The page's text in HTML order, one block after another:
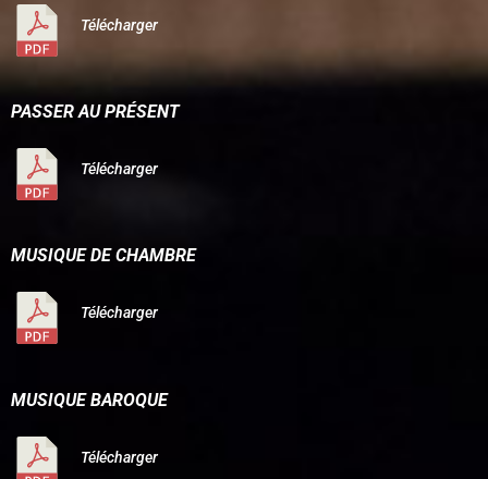
Télécharger
PASSER AU PRÉSENT
Télécharger
MUSIQUE DE CHAMBRE
Télécharger
MUSIQUE BAROQUE
Télécharger